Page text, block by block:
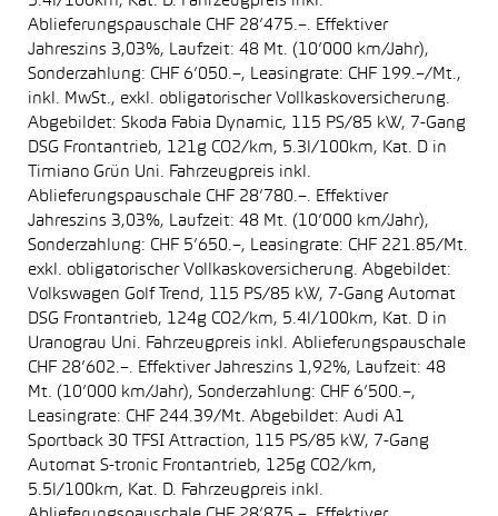
Ablieferungspauschale CHF 28’475.–. Effektiver
Jahreszins 3,03%, Laufzeit: 48 Mt. (10’000 km/Jahr),
Sonderzahlung: CHF 6’050.–, Leasingrate: CHF 199.–/Mt.,
inkl. MwSt., exkl. obligatorischer Vollkaskoversicherung.
Abgebildet: Skoda Fabia Dynamic, 115 PS/85 kW, 7-Gang
DSG Frontantrieb, 121g CO2/km, 5.3l/100km, Kat. D in
Timiano Grün Uni. Fahrzeugpreis inkl.
Ablieferungspauschale CHF 28’780.–. Effektiver
Jahreszins 3,03%, Laufzeit: 48 Mt. (10’000 km/Jahr),
Sonderzahlung: CHF 5’650.–, Leasingrate: CHF 221.85/Mt.
exkl. obligatorischer Vollkaskoversicherung. Abgebildet:
Volkswagen Golf Trend, 115 PS/85 kW, 7-Gang Automat
DSG Frontantrieb, 124g CO2/km, 5.4l/100km, Kat. D in
Uranograu Uni. Fahrzeugpreis inkl. Ablieferungspauschale
CHF 28’602.–. Effektiver Jahreszins 1,92%, Laufzeit: 48
Mt. (10’000 km/Jahr), Sonderzahlung: CHF 6’500.–,
Leasingrate: CHF 244.39/Mt. Abgebildet: Audi A1
Sportback 30 TFSI Attraction, 115 PS/85 kW, 7-Gang
Automat S-tronic Frontantrieb, 125g CO2/km,
5.5l/100km, Kat. D. Fahrzeugpreis inkl.